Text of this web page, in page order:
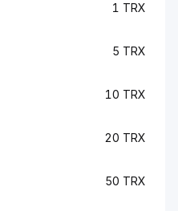
1 TRX
5 TRX
10 TRX
20 TRX
50 TRX